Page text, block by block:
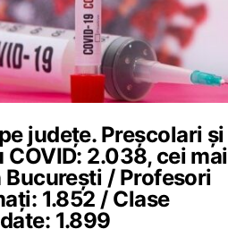
județe. Preșcolari și
COVID: 2.038, cei mai
/ Profesori
1.852 / Clase
1.899